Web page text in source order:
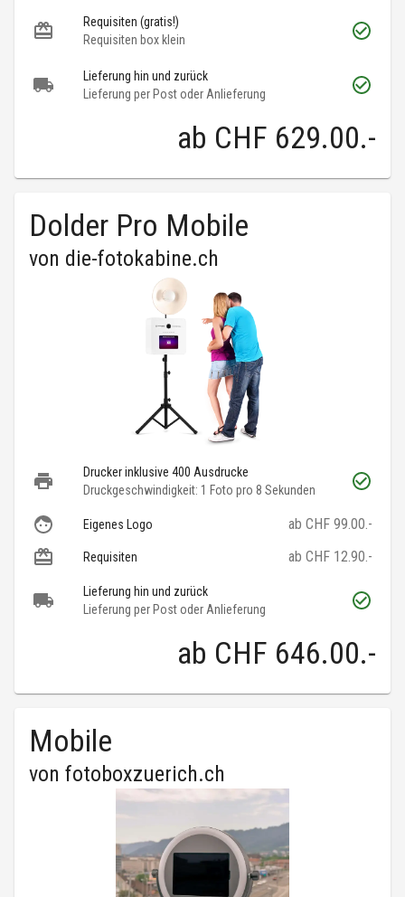
Requisiten (gratis!)
Requisiten box klein
Lieferung hin und zurück
Lieferung per Post oder Anlieferung
ab CHF 629.00.-
Dolder Pro Mobile
von die-fotokabine.ch
Drucker inklusive 400 Ausdrucke
Druckgeschwindigkeit: 1 Foto pro 8 Sekunden
Eigenes Logo ab CHF 99.00.-
Requisiten ab CHF 12.90.-
Lieferung hin und zurück
Lieferung per Post oder Anlieferung
ab CHF 646.00.-
Mobile
von fotoboxzuerich.ch